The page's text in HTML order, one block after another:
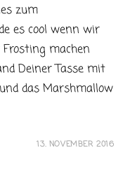
zum
es cool wenn wir
machen
Deiner Tasse mit
das Marshmallow
13. NOVEMBER 2016